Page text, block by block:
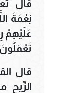
قال
نِعْمَةَ
عَلَيْهِمْ
تَعْمَلُونَ
قال
الرِّيح